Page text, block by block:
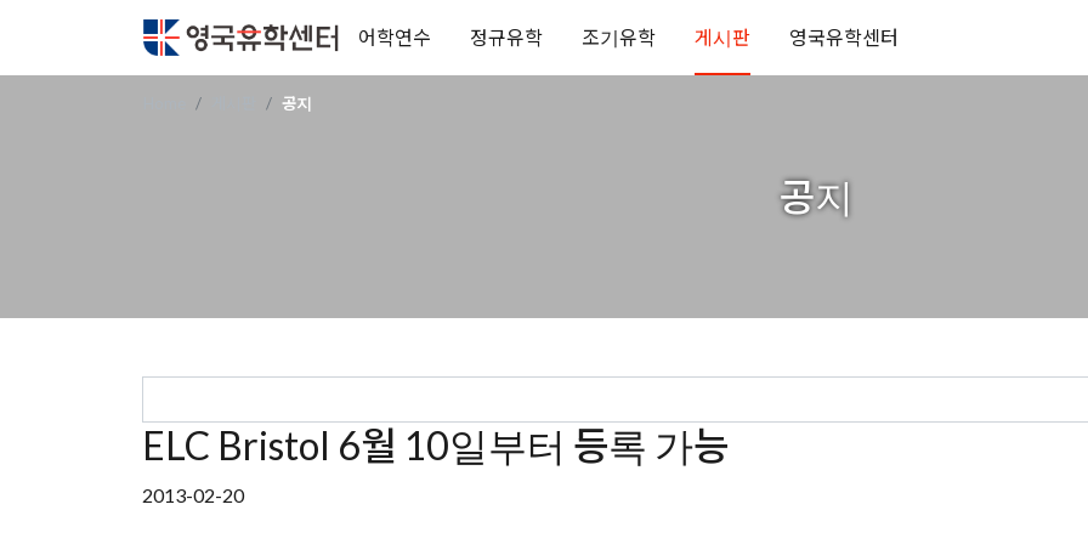
어학연수 정규유학 조기유학 게시판 영국유학센터
공지
공지
ELC Bristol 6월 10일부터 등록 가능
2013-02-20